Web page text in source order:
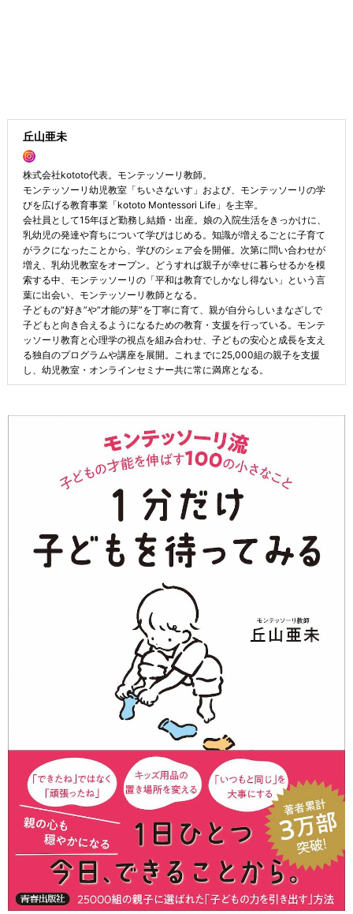
丘山亜未
株式会社kototo代表。モンテッソーリ教師。
モンテッソーリ幼児教室「ちいさないす」および、モンテッソーリの学
びを広げる教育事業「kototo Montessori Life」を主宰。
会社員として15年ほど勤務し結婚・出産。娘の入院生活をきっかけに、
乳幼児の発達や育ちについて学びはじめる。知識が増えるごとに子育て
がラクになったことから、学びのシェア会を開催。次第に問い合わせが
増え、乳幼児教室をオープン。どうすれば親子が幸せに暮らせるかを模
索する中、モンテッソーリの「平和は教育でしかなし得ない」という言
葉に出会い、モンテッソーリ教師となる。
子どもの“好き”や“才能の芽”を丁寧に育て、親が自分らしいまなざしで
子どもと向き合えるようになるための教育・支援を行っている。モンテ
ッソーリ教育と心理学の視点を組み合わせ、子どもの安心と成長を支え
る独自のプログラムや講座を展開。これまでに25,000組の親子を支援
し、幼児教室・オンラインセミナー共に常に満席となる。